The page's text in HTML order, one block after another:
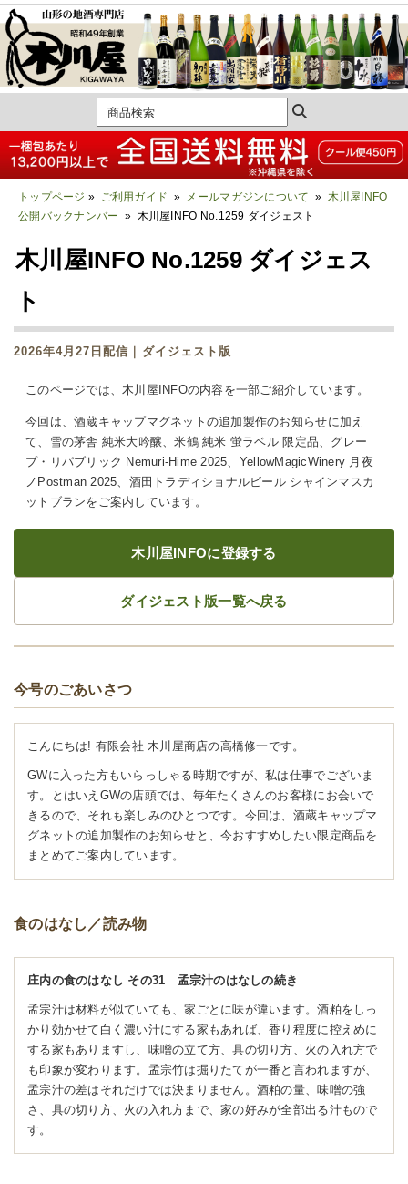
トップページ » ご利用ガイド » メールマガジンについて » 木川屋INFO
公開バックナンバー » 木川屋INFO No.1259 ダイジェスト
木川屋INFO No.1259 ダイジェス
ト
2026年4月27日配信｜ダイジェスト版
このページでは、木川屋INFOの内容を一部ご紹介しています。
今回は、酒蔵キャップマグネットの追加製作のお知らせに加え
て、雪の茅舎 純米大吟醸、米鶴 純米 蛍ラベル 限定品、グレー
プ・リパブリック Nemuri-Hime 2025、YellowMagicWinery 月夜
ノPostman 2025、酒田トラディショナルビール シャインマスカ
ットブランをご案内しています。
木川屋INFOに登録する
ダイジェスト版一覧へ戻る
今号のごあいさつ
こんにちは! 有限会社 木川屋商店の高橋修一です。
GWに入った方もいらっしゃる時期ですが、私は仕事でございま
す。とはいえGWの店頭では、毎年たくさんのお客様にお会いで
きるので、それも楽しみのひとつです。今回は、酒蔵キャップマ
グネットの追加製作のお知らせと、今おすすめしたい限定商品を
まとめてご案内しています。
食のはなし／読み物
庄内の食のはなし その31 孟宗汁のはなしの続き
孟宗汁は材料が似ていても、家ごとに味が違います。酒粕をしっ
かり効かせて白く濃い汁にする家もあれば、香り程度に控えめに
する家もありますし、味噌の立て方、具の切り方、火の入れ方で
も印象が変わります。孟宗竹は掘りたてが一番と言われますが、
孟宗汁の差はそれだけでは決まりません。酒粕の量、味噌の強
さ、具の切り方、火の入れ方まで、家の好みが全部出る汁もので
す。